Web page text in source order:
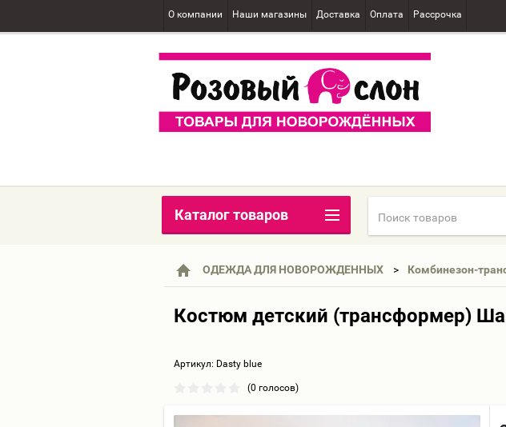
О компании Наши магазины Доставка Оплата Рассрочка
ОДЕЖДА ДЛЯ НОВОРОЖДЕННЫХ Комбинезон-
Костюм детский (трансформер)
Артикул: Dasty blue
(0 голосов)
Каталог товаров